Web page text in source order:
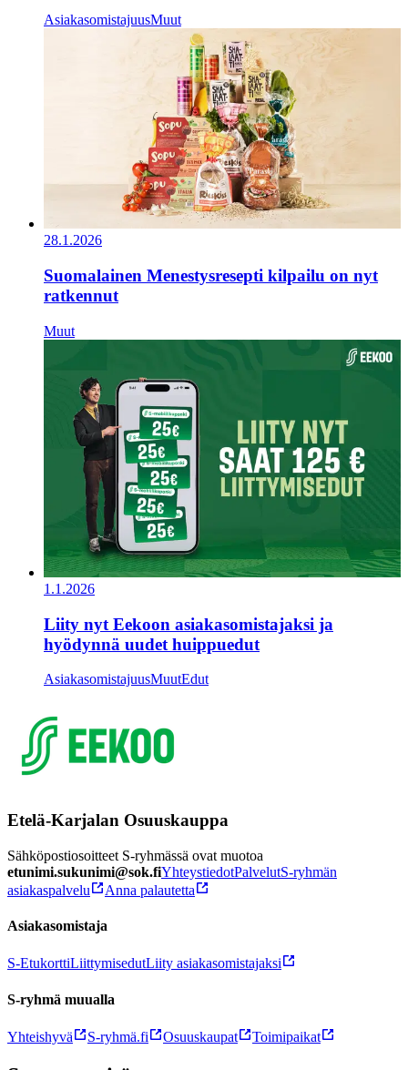
AsiakasomistajuusMuut
28.1.2026
Suomalainen Menestysresepti kilpailu on nyt
ratkennut
Muut
1.1.2026
Liity nyt Eekoon asiakasomistajaksi ja
hyödynnä uudet huippuedut
AsiakasomistajuusMuutEdut
Etelä-Karjalan Osuuskauppa
Sähköpostiosoitteet S-ryhmässä ovat muotoa
etunimi.sukunimi@sok.fiYhteystiedotPalvelutS-ryhmän
asiakaspalvelu
Anna palautetta
Asiakasomistaja
S-EtukorttiLiittymisedutLiity asiakasomistajaksi
S-ryhmä muualla
Yhteishyvä S-ryhmä.fi Osuuskaupat Toimipaikat